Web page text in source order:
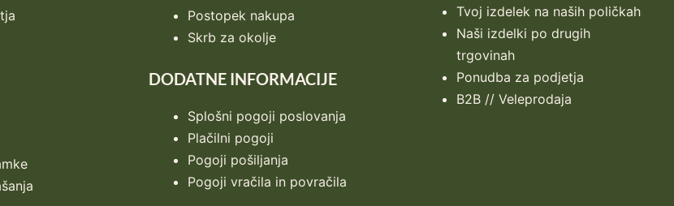
Postopek nakupa
Skrb za okolje
DODATNE INFORMACIJE
Splošni pogoji poslovanja
Plačilni pogoji
Pogoji pošiljanja
Pogoji vračila in povračila
Tvoj izdelek na naših poličkah
Naši izdelki po drugih
trgovinah
Ponudba za podjetja
B2B // Veleprodaja